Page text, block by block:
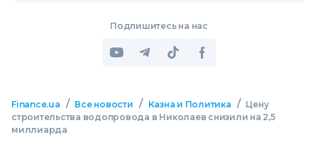
Подпишитесь на нас
Finance.ua / Все новости / Казна и Политика / Цену
строительства водопровода в Николаев снизили на 2,5
миллиарда